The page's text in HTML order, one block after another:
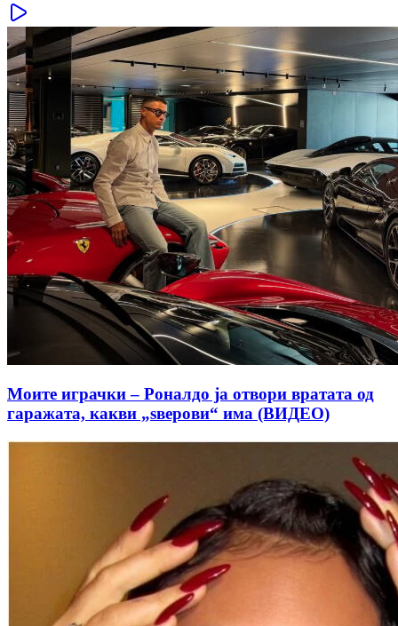
Моите играчки – Роналдо ја отвори вратата од
гаражата, какви „ѕверови“ има (ВИДЕО)